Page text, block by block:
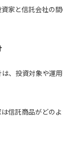
家と信託会社の
、投資対象や運
信託商品がどの